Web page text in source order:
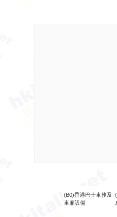
(B0)香港巴士車務及
車廂設備